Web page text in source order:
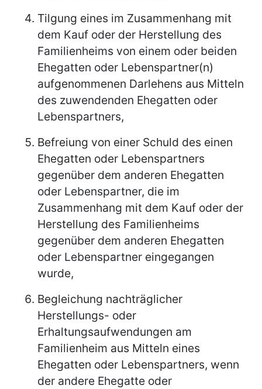
Tilgung eines im Zusammenhang mit
dem Kauf oder der Herstellung des
Familienheims von einem oder beiden
Ehegatten oder Lebenspartner(n)
aufgenommenen Darlehens aus Mitteln
des zuwendenden Ehegatten oder
Lebenspartners,
Befreiung von einer Schuld des einen
Ehegatten oder Lebenspartners
gegenüber dem anderen Ehegatten
oder Lebenspartner, die im
Zusammenhang mit dem Kauf oder der
Herstellung des Familienheims
gegenüber dem anderen Ehegatten
oder Lebenspartner eingegangen
wurde,
Begleichung nachträglicher
Herstellungs- oder
Erhaltungsaufwendungen am
Familienheim aus Mitteln eines
Ehegatten oder Lebenspartners, wenn
der andere Ehegatte oder